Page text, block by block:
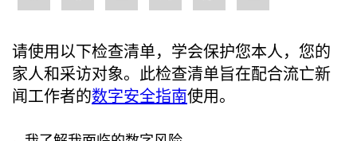
请使用以下检查清单，学会保护您本人，您的
家人和采访对象。此检查清单旨在配合流亡新
闻工作者的数字安全指南使用。